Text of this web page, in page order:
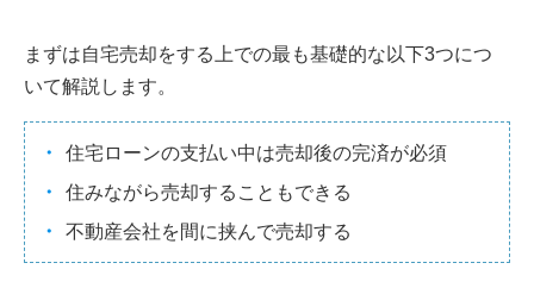
まずは自宅売却をする上での最も基礎的な以下3つにつ
いて解説します。
住宅ローンの支払い中は売却後の完済が必須
住みながら売却することもできる
不動産会社を間に挟んで売却する